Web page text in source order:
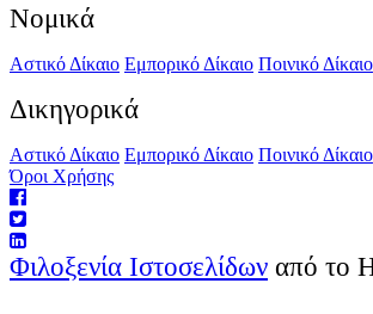
Νομικά
Αστικό Δίκαιο Εμπορικό Δίκαιο Ποινικό Δίκαιο
Δικηγορικά
Αστικό Δίκαιο Εμπορικό Δίκαιο Ποινικό Δίκαιο
Όροι Χρήσης
Φιλοξενία Ιστοσελίδων από το